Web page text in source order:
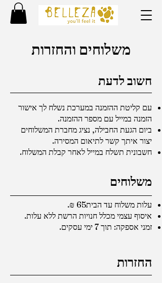
משלוחים והחזרות
חשוב לדעת
עם קליטת ההזמנה במערכת נשלח לך אישור
הזמנה במייל עם מספר ההזמנה.
ביום הגעת החבילה, נציג מחברת המשלוחים
יצור איתך קשר לתיאום המסירה.
חשבונית תשלח במייל לאחר קבלת המשלוח.
משלוחים
עלות משלוח עד הבית65 ₪.
איסוף עצמי מכלל חנויות הרשת ללא עלות.
זמני אספקה: תוך 7 ימי עסקים.
החזרות